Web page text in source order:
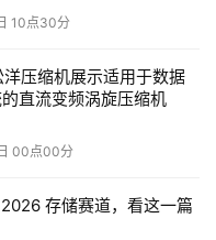
更为明显。
保留以太网统一管
低布线复杂度，又继
10点30分
压缩机展示适用于数据
直流变频涡旋压缩机
00点00分
存储赛道，看这一篇